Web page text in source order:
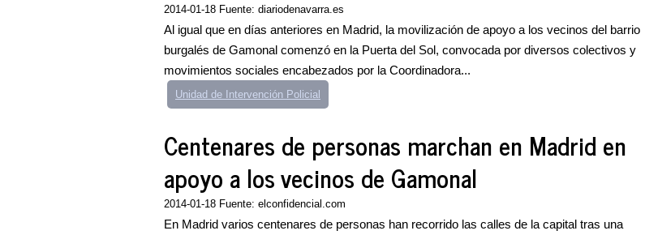
2014-01-18 Fuente: diariodenavarra.es
Al igual que en días anteriores en Madrid, la movilización de apoyo a los vecinos del barrio
burgalés de Gamonal comenzó en la Puerta del Sol, convocada por diversos colectivos y
movimientos sociales encabezados por la Coordinadora...
Unidad de Intervención Policial
Centenares de personas marchan en Madrid en
apoyo a los vecinos de Gamonal
2014-01-18 Fuente: elconfidencial.com
En Madrid varios centenares de personas han recorrido las calles de la capital tras una